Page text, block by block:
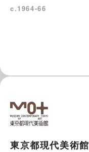
c.1964-66
東京都現代美術館